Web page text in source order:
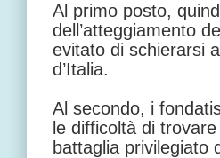
Al primo posto,
dell’atteggiamento
evitato di schierarsi
d’Italia.
Al secondo, i
le difficoltà di
battaglia privilegiato